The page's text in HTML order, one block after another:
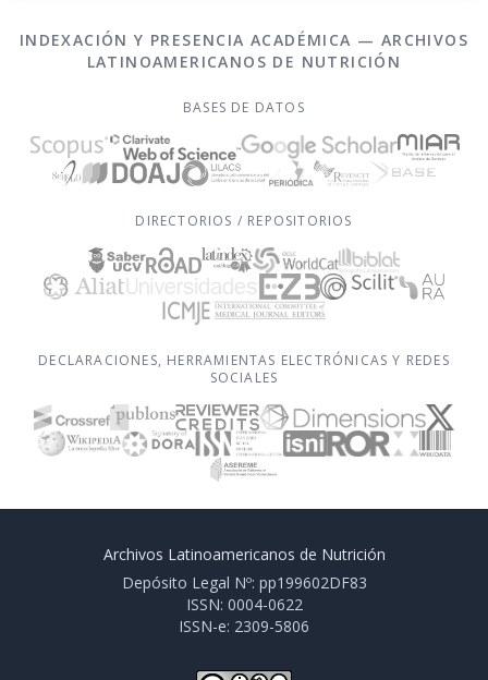
INDEXACIÓN Y PRESENCIA ACADÉMICA — ARCHIVOS
LATINOAMERICANOS DE NUTRICIÓN
BASES DE DATOS
DIRECTORIOS / REPOSITORIOS
DECLARACIONES, HERRAMIENTAS ELECTRÓNICAS Y REDES
SOCIALES
Archivos Latinoamericanos de Nutrición
Depósito Legal Nº: pp199602DF83
ISSN: 0004-0622
ISSN-e: 2309-5806